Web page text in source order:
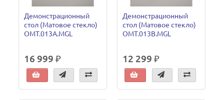
Демонстрационный
стол (Матовое стекло)
OMT.013A.MGL
16 999 ₽
Демонстрационный
стол (Матовое стекло)
OMT.013B.MGL
12 299 ₽